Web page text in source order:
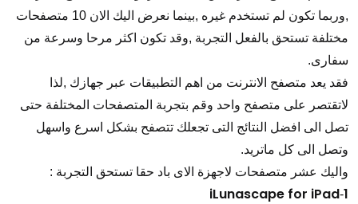
,وربما تكون لم تستخدم غيره ,بينما نعرض اليك الان 10 متصفحات
مختلفة تستحق بالفعل التجربة ,وقد تكون اكثر مرحا وسرعة من
سفارى.
فقد يعد متصفح الانترنت من اهم التطبيقات عبر جهازك ,لذا
لاتقتصر على متصفح واحد وقم بتجربة المتصفحات المختلفة حتى
تصل الى افضل النتائج التى تجعلك تتصفح بشكل اسرع واسهل
وتصل الى كل ماتريد.
واليك عشر متصفحات لاجهزة الاى باد حقا تستحق التجربة :
1
-
iLunascape for iPad